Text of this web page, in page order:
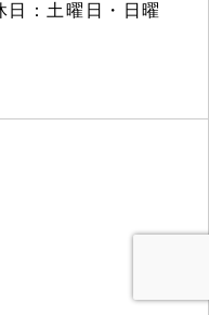
：土曜日・日曜